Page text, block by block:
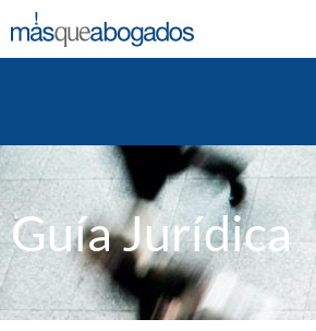
Guía Jurídica